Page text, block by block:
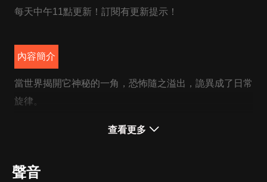
每天中午11點更新！訂閱有更新提示！
內容簡介
當世界揭開它神秘的一角，恐怖隨之溢出，詭異成了日常
旋律。
出入電梯最好避免落單。
你永遠不知道，下一個瞬間將要面對怎樣的驚險。
查看更多
聲音